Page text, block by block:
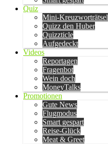
Quiz
Mini-Kreuzworträtsel
Quizz den Huber
Quizzticle
Aufgedeckt
Videos
Reportagen
Fragenbot
Wein doch
MoneyTalks
Promotionen
Gute News
Flugmodus
Smart gespart
Reise-Glück
Meat & Greet